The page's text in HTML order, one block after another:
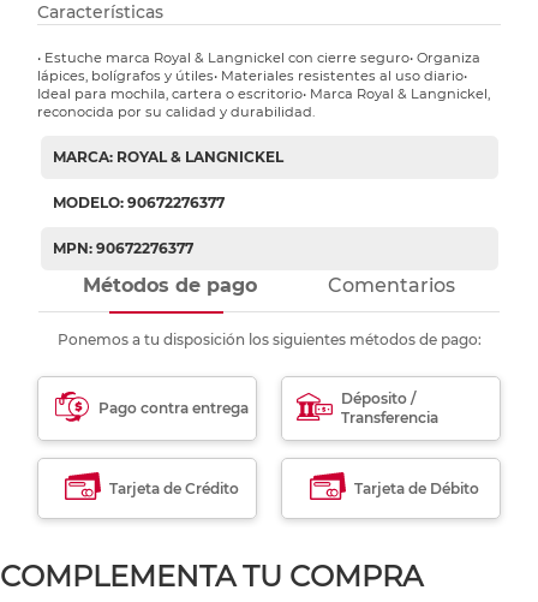
Características
• Estuche marca Royal & Langnickel con cierre seguro• Organiza
lápices, bolígrafos y útiles• Materiales resistentes al uso diario•
Ideal para mochila, cartera o escritorio• Marca Royal & Langnickel,
reconocida por su calidad y durabilidad.
MARCA: ROYAL & LANGNICKEL
MODELO: 90672276377
MPN: 90672276377
Métodos de pago Comentarios
Ponemos a tu disposición los siguientes métodos de pago:
Pago contra entrega
Déposito /
Transferencia
Tarjeta de Crédito Tarjeta de Débito
COMPLEMENTA TU COMPRA